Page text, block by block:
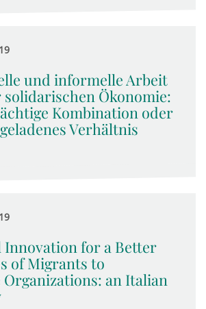
und informelle Arbeit
Ökonomie:
Kombination oder
Verhältnis
Innovation for a Better
of Migrants to
an Italian